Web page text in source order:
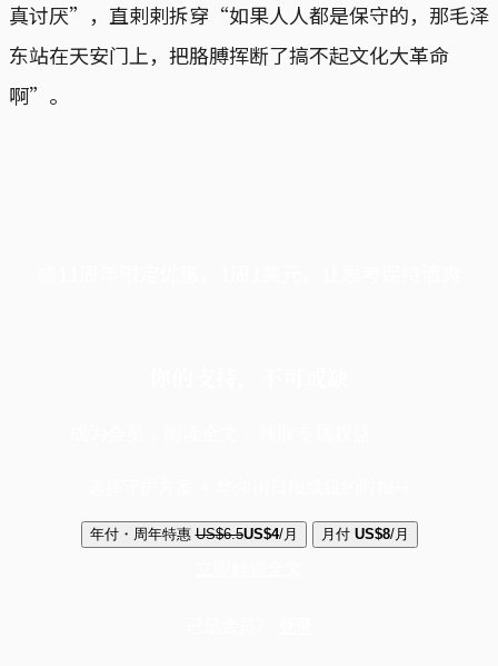
真讨厌”，直剌剌拆穿“如果人人都是保守的，那毛泽
东站在天安门上，把胳膊挥断了搞不起文化大革命
啊”。
年付・周年特惠 US$6.5US$4/月 月付 US$8/月